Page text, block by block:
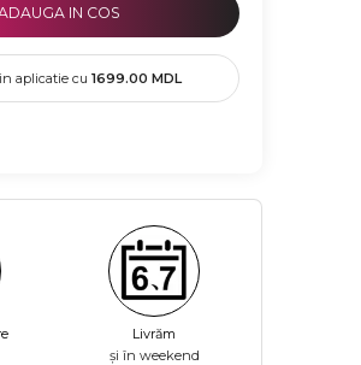
IN COS
aplicatie cu 1699.00 MDL
Livrăm
și în weekend